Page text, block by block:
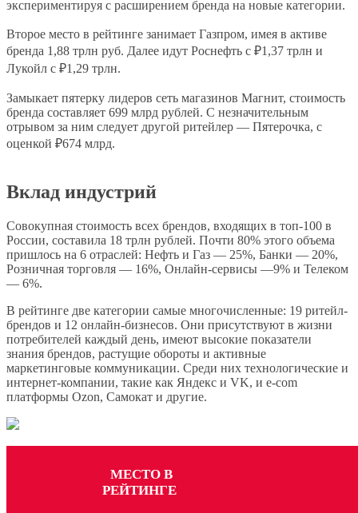
экспериментируя с расширением бренда на новые категории.
Второе место в рейтинге занимает Газпром, имея в активе
бренда 1,88 трлн руб. Далее идут Роснефть с ₽1,37 трлн и
Лукойл с ₽1,29 трлн.
Замыкает пятерку лидеров сеть магазинов Магнит, стоимость
бренда составляет 699 млрд рублей. С незначительным
отрывом за ним следует другой ритейлер — Пятерочка, с
оценкой ₽674 млрд.
Вклад индустрий
Совокупная стоимость всех брендов, входящих в топ-100 в
России, составила 18 трлн рублей. Почти 80% этого объема
пришлось на 6 отраслей: Нефть и Газ — 25%, Банки — 20%,
Розничная торговля — 16%, Онлайн-сервисы —9% и Телеком
— 6%.
В рейтинге две категории самые многочисленные: 19 ритейл-
брендов и 12 онлайн-бизнесов. Они присутствуют в жизни
потребителей каждый день, имеют высокие показатели
знания брендов, растущие обороты и активные
маркетинговые коммуникации. Среди них технологические и
интернет-компании, такие как Яндекс и VK, и e-com
платформы Ozon, Самокат и другие.
МЕСТО В
РЕЙТИНГЕ